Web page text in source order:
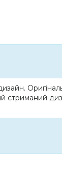
стриманий